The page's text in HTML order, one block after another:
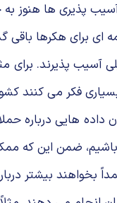
پذیری ها هنوز به
ای برای هكرها
آسیب پذیرند.
بسیاری فكر می
هایی درباره
باشیم، ضمن این كه
بیشتر